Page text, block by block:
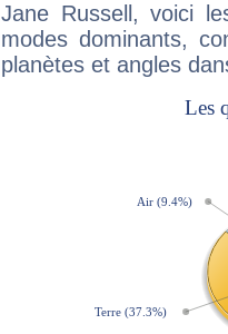
Jane Russell, voici
modes dominants,
planètes et angles